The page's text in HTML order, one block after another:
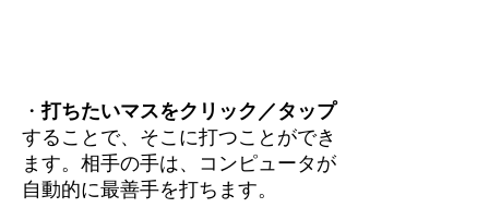
・打ちたいマスをクリック／タップ
することで、そこに打つことができ
ます。相手の手は、コンピュータが
自動的に最善手を打ちます。